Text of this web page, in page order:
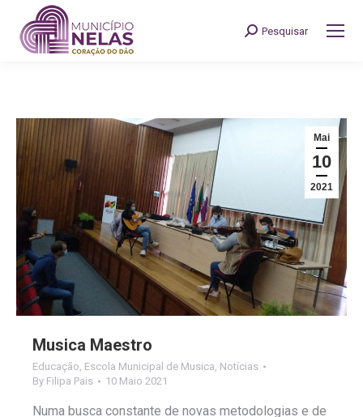
Search:
Pesquisar
Mai
10
2021
Musica Maestro
Educação, Escola Municipal de Musica, Notícias
By Filipa Pais 10 Maio 2021
Numa busca constante de novas metodologias e de